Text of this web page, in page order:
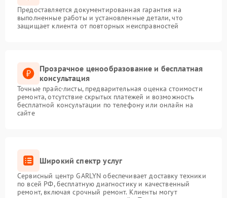
Предоставляется документированная гарантия на
выполненные работы и установленные детали, что
защищает клиента от повторных неисправностей
Прозрачное ценообразование и бесплатная
консультация
Точные прайс-листы, предварительная оценка стоимости
ремонта, отсутствие скрытых платежей и возможность
бесплатной консультации по телефону или онлайн на
сайте
Широкий спектр услуг
Сервисный центр GARLYN обеспечивает доставку техники
по всей РФ, бесплатную диагностику и качественный
ремонт, включая срочный ремонт. Клиенты могут